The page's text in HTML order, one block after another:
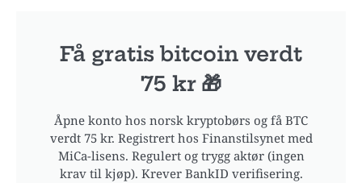
Få gratis bitcoin verdt
75 kr 🎁
Åpne konto hos norsk kryptobørs og få BTC
verdt 75 kr. Registrert hos Finanstilsynet med
MiCa-lisens. Regulert og trygg aktør (ingen
krav til kjøp). Krever BankID verifisering.